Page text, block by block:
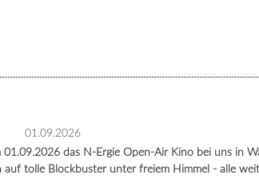
01.09.2026
das N-Ergie Open-Air Kino bei uns in
auf tolle Blockbuster unter freiem Himmel - alle